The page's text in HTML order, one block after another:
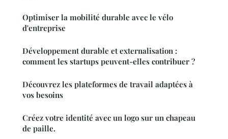
Optimiser la mobilité durable avec le vélo
d'entreprise
Développement durable et externalisation :
comment les startups peuvent-elles contribuer ?
Découvrez les plateformes de travail adaptées à
vos besoins
Créez votre identité avec un logo sur un chapeau
de paille.